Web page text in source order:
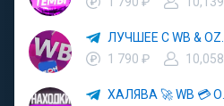
1 790 ₽
10,058